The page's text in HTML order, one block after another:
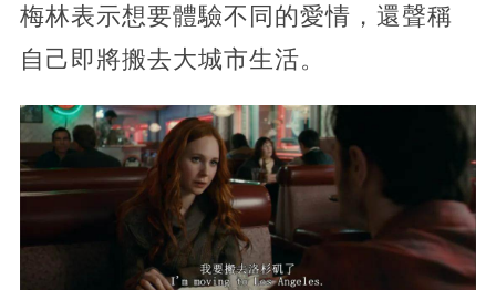
梅林表示想要體驗不同的愛情，還聲稱
自己即將搬去大城市生活。